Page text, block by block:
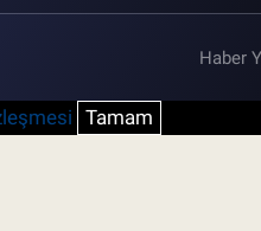
Haber
Tamam